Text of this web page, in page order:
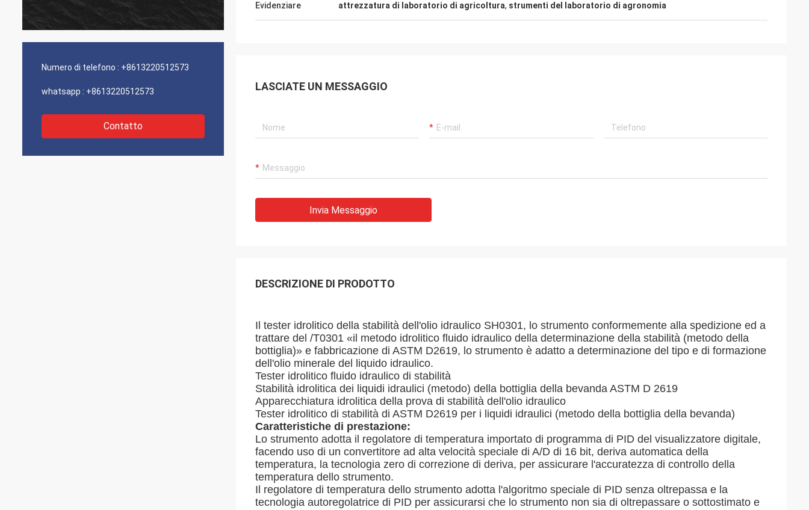
Numero di telefono : +8613220512573
whatsapp : +8613220512573
Contatto
Evidenziare attrezzatura di laboratorio di agricoltura, strumenti del laboratorio di agronomia
LASCIATE UN MESSAGGIO
Invia Messaggio
DESCRIZIONE DI PRODOTTO
Il tester idrolitico della stabilità dell'olio idraulico SH0301, lo strumento conformemente alla spedizione ed a
trattare del /T0301 «il metodo idrolitico fluido idraulico della determinazione della stabilità (metodo della
bottiglia)» e fabbricazione di ASTM D2619, lo strumento è adatto a determinazione del tipo e di formazione
dell'olio minerale del liquido idraulico.
Tester idrolitico fluido idraulico di stabilità
Stabilità idrolitica dei liquidi idraulici (metodo) della bottiglia della bevanda ASTM D 2619
Apparecchiatura idrolitica della prova di stabilità dell'olio idraulico
Tester idrolitico di stabilità di ASTM D2619 per i liquidi idraulici (metodo della bottiglia della bevanda)
Caratteristiche di prestazione:
Lo strumento adotta il regolatore di temperatura importato di programma di PID del visualizzatore digitale,
facendo uso di un convertitore ad alta velocità speciale di A/D di 16 bit, deriva automatica della
temperatura, la tecnologia zero di correzione di deriva, per assicurare l'accuratezza di controllo della
temperatura dello strumento.
Il regolatore di temperatura dello strumento adotta l'algoritmo speciale di PID senza oltrepassa e la
tecnologia autoregolatrice di PID per assicurarsi che lo strumento non sia di oltrepassare o sottostimato e